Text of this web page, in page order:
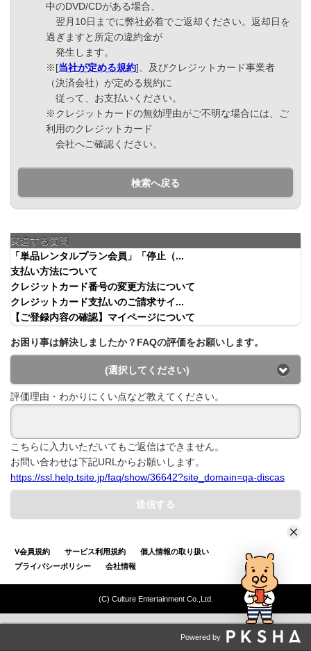
中のDVD/CDがある場合、
翌月10日までに弊社必着でご返却ください。返却日を
過ぎますと所定の違約金が
発生します。
※[当社が定める規約]、及びクレジットカード事業者
（決済会社）が定める規約に
従って、お支払いください。
※クレジットカードの無効理由がご不明な場合には、ご
利用のクレジットカード
会社へご確認ください。
検索へ戻る
関連する質問
「単品レンタルプラン会員」「停止（...
支払い方法について
クレジットカード番号の変更方法について
クレジットカード支払いのご請求サイ...
【ご登録内容の確認】マイページについて
お困り事は解決しましたか？FAQの評価をお願いします。
(選択してください)
評価理由・わかりにくい点など教えてください。
こちらに入力いただいてもご返信はできません。
お問い合わせは下記URLからお願いします。
https://ssl.help.tsite.jp/faq/show/36642?site_domain=qa-discas
送信する
V会員規約 サービス利用規約
個人情報の取り扱い
プライバシーポリシー
会社情報
(C) Culture Entertainment Co.,Ltd.
Powered by